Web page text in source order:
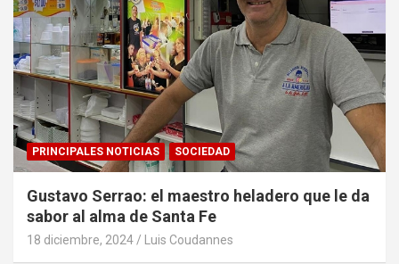
PRINCIPALES NOTICIAS SOCIEDAD
Gustavo Serrao: el maestro heladero que le da
sabor al alma de Santa Fe
18 diciembre, 2024 Luis Coudannes